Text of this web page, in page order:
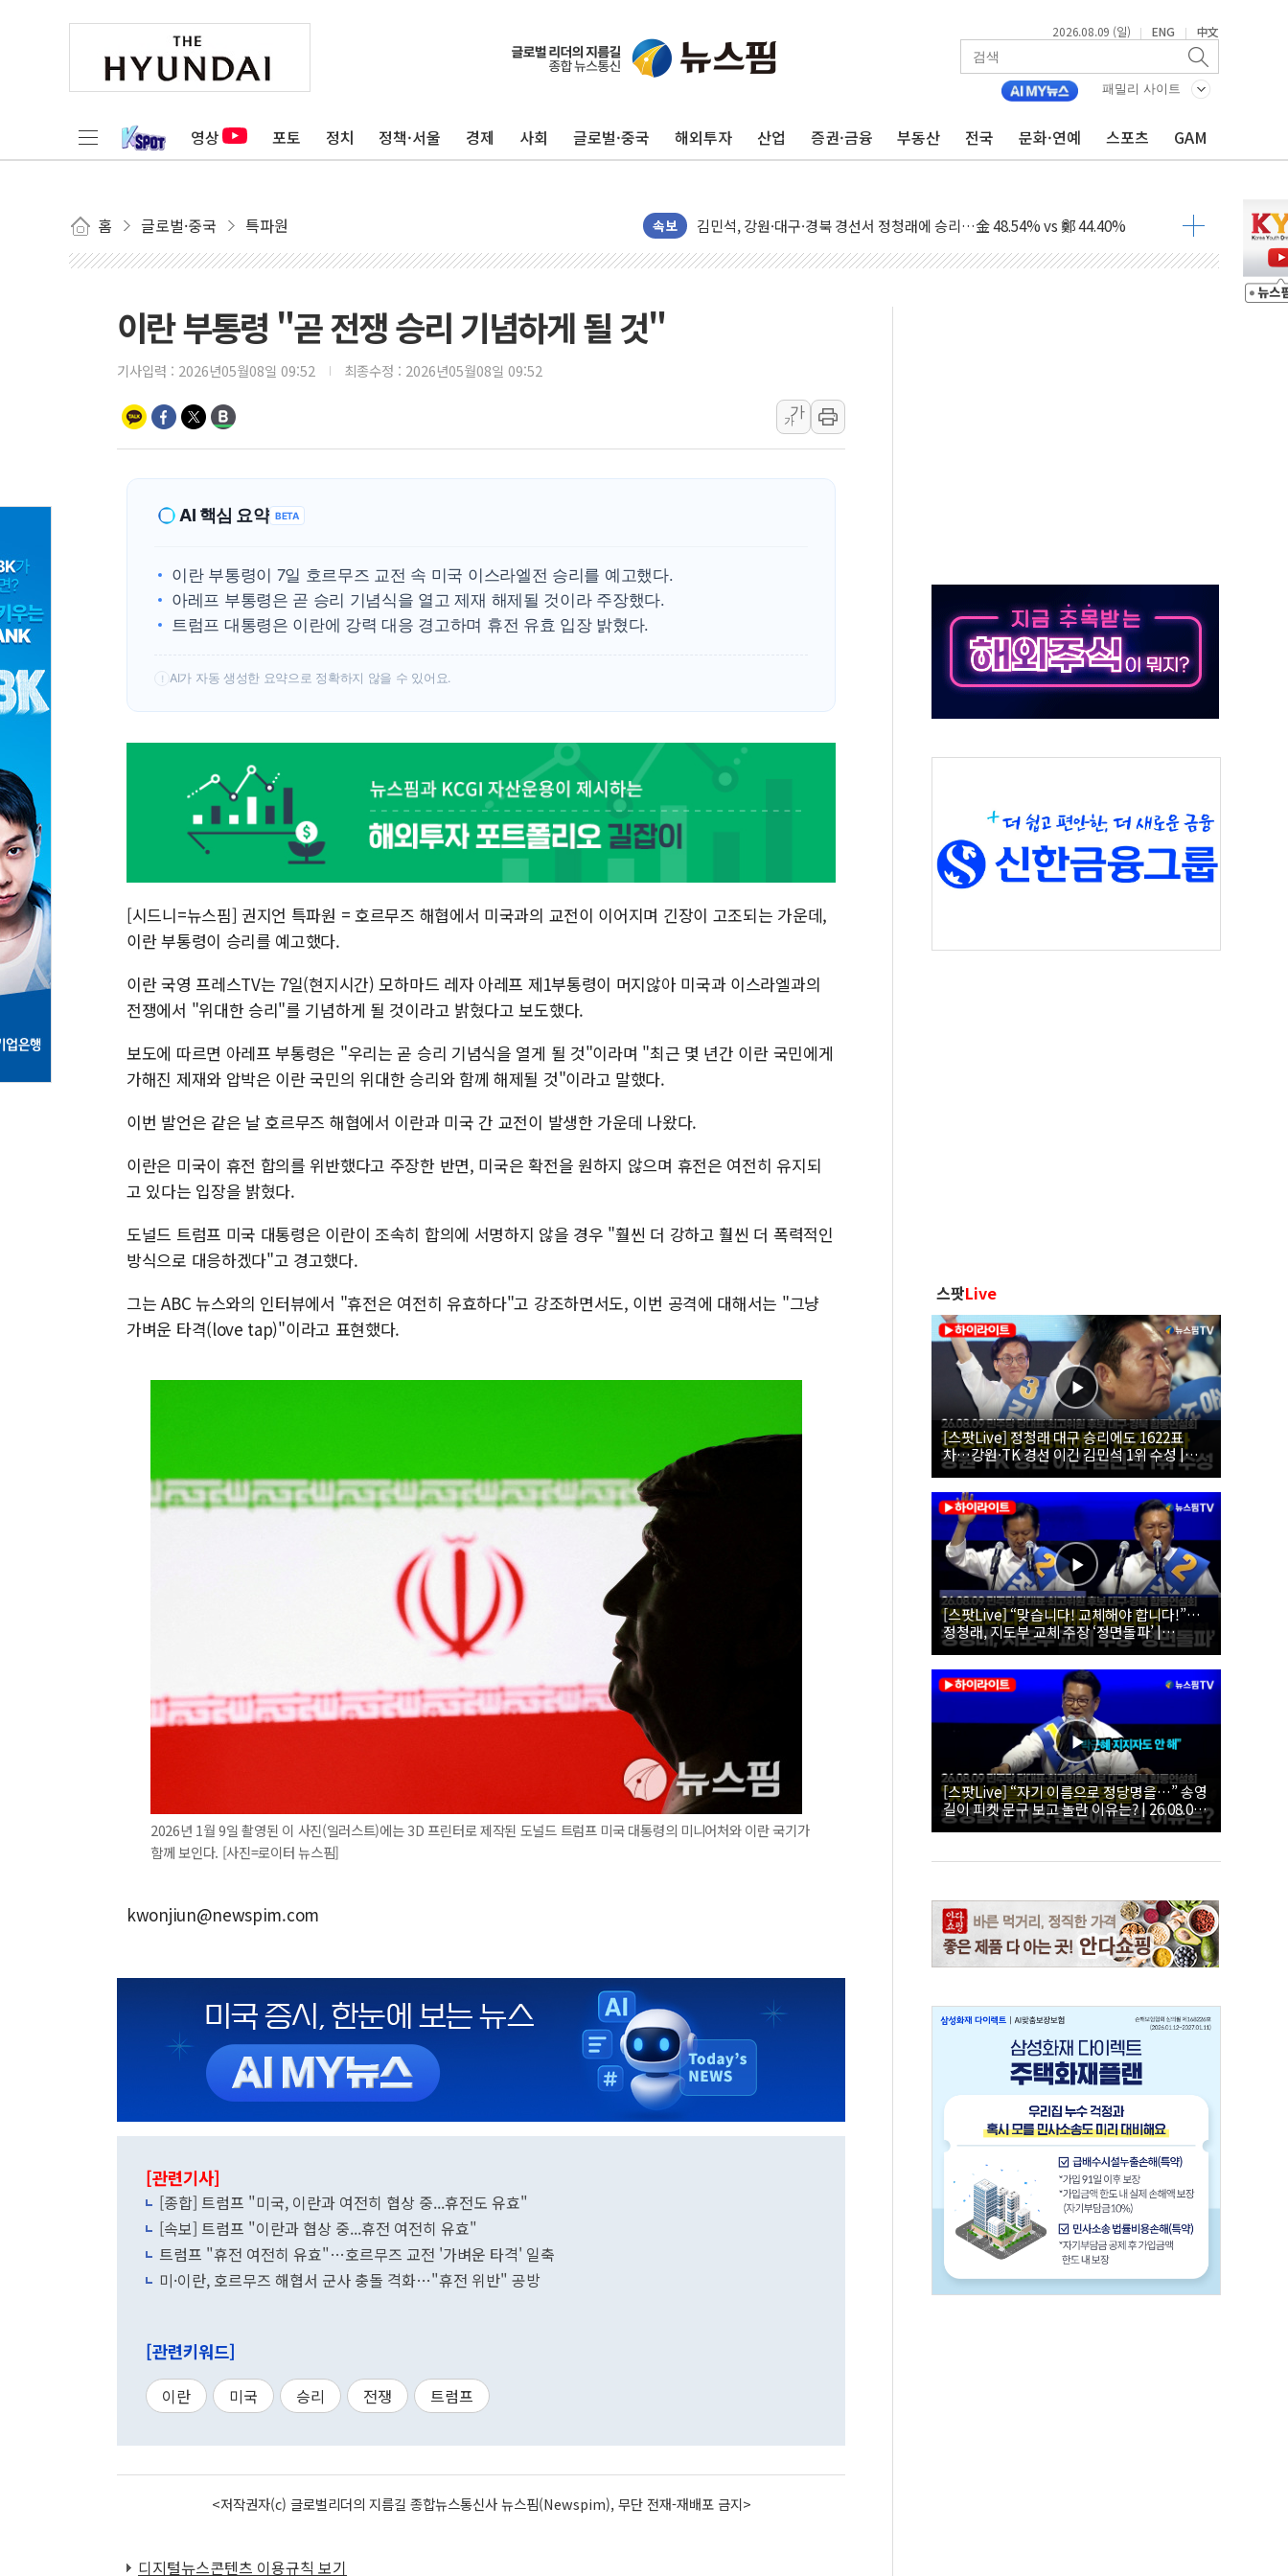
2026.08.09 (일) | ENG | 中文
패밀리 사이트
영상 포토 정치 정책·서울 경제 사회 글로벌·중국 해외투자 산업 증권·금융 부동산 전국 문화·연예 스포츠 GAM
홈 글로벌·중국 특파원 속보
평택 진위면 공장서 질식사고 발생…작업자 1명 숨져
포항 블루밸리 국가산단에 '철강 AI융합실증센터' 들어선다
[종합] 김민석, 정청래에 누적 1.48%p 차 선두 유지...金 46.01% vs 鄭 44.53%
민주당 경북도당위원장에 오중기 당선...합산득표율 68.63%
김민석, 강원·대구·경북 경선서 정청래에 승리…金 48.54% vs 鄭 44.40%
[속보] 민주, 강원·대구·경북 경선 결과...김민석 48.54% 정청래 44.40%
[속보] 민주, 대구 경선 결과 발표...정청래 47.82% 김민석 46.35% 송영길 5.83%
최태원, 노소영에 9440억 지급 확정되나…재상고 앞두고 막판 셈법
하나금융, 명동 소상공인에 '행복상자' 전달
인천시 광복절 현수막 '태극기 거꾸로' 논란…이틀만에 철거
병무청, 보충역 전면 손질… 예술·체육요원 최대 33% 감축
여야, 황희 '버스 하우스' 공방…野 "청년 우롱 기괴" vs 與 "송구한 해프닝"
이란 부통령 "곧 전쟁 승리 기념하게 될 것"
기사입력 : 2026년05월08일 09:52 최종수정 : 2026년05월08일 09:52
가
가
AI 핵심 요약 BETA
이란 부통령이 7일 호르무즈 교전 속 미국 이스라엘전 승리를 예고했다.
아레프 부통령은 곧 승리 기념식을 열고 제재 해제될 것이라 주장했다.
트럼프 대통령은 이란에 강력 대응 경고하며 휴전 유효 입장 밝혔다.
! AI가 자동 생성한 요약으로 정확하지 않을 수 있어요.
[시드니=뉴스핌] 권지언 특파원 = 호르무즈 해협에서 미국과의 교전이 이어지며 긴장이 고조되는 가운데,
이란 부통령이 승리를 예고했다.
이란 국영 프레스TV는 7일(현지시간) 모하마드 레자 아레프 제1부통령이 머지않아 미국과 이스라엘과의
전쟁에서 "위대한 승리"를 기념하게 될 것이라고 밝혔다고 보도했다.
보도에 따르면 아레프 부통령은 "우리는 곧 승리 기념식을 열게 될 것"이라며 "최근 몇 년간 이란 국민에게
가해진 제재와 압박은 이란 국민의 위대한 승리와 함께 해제될 것"이라고 말했다.
이번 발언은 같은 날 호르무즈 해협에서 이란과 미국 간 교전이 발생한 가운데 나왔다.
이란은 미국이 휴전 합의를 위반했다고 주장한 반면, 미국은 확전을 원하지 않으며 휴전은 여전히 유지되
고 있다는 입장을 밝혔다.
도널드 트럼프 미국 대통령은 이란이 조속히 합의에 서명하지 않을 경우 "훨씬 더 강하고 훨씬 더 폭력적인
방식으로 대응하겠다"고 경고했다.
그는 ABC 뉴스와의 인터뷰에서 "휴전은 여전히 유효하다"고 강조하면서도, 이번 공격에 대해서는 "그냥
가벼운 타격(love tap)"이라고 표현했다.
2026년 1월 9일 촬영된 이 사진(일러스트)에는 3D 프린터로 제작된 도널드 트럼프 미국 대통령의 미니어처와 이란 국기가
함께 보인다. [사진=로이터 뉴스핌]
kwonjiun@newspim.com
[관련기사]
[종합] 트럼프 "미국, 이란과 여전히 협상 중...휴전도 유효"
[속보] 트럼프 "이란과 협상 중...휴전 여전히 유효"
트럼프 "휴전 여전히 유효"…호르무즈 교전 '가벼운 타격' 일축
미·이란, 호르무즈 해협서 군사 충돌 격화…"휴전 위반" 공방
[관련키워드]
이란 미국 승리 전쟁 트럼프
<저작권자(c) 글로벌리더의 지름길 종합뉴스통신사 뉴스핌(Newspim), 무단 전재-재배포 금지>
디지털뉴스콘텐츠 이용규칙 보기
스팟Live
[스팟Live] 정청래 대구 승리에도 1622표
차…강원·TK 경선 이긴 김민석 1위 수성 |
26.08.09 더불어민주당 당대표·최고위원 후
보 대구·경북 합동연설회
[스팟Live] “맞습니다! 교체해야 합니다!”…
정청래, 지도부 교체 주장 ‘정면돌파’ |
26.08.09 더불어민주당 당대표·최고위원 후
보 대구·경북 합동연설회
[스팟Live] “자기 이름으로 정당명을…” 송영
길이 피켓 문구 보고 놀란 이유는? | 26.08.09
더불어민주당 당대표·최고위원 후보 대구·경